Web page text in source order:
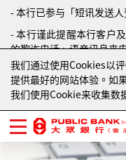
- 本行已参与「短讯发送
- 本行谨此提醒本行客户
的欺诈电话、语音讯息来
了解更多）
我们通过使用Cookies以
提供最好的网站体验。如
我们使用Cookie来收集数